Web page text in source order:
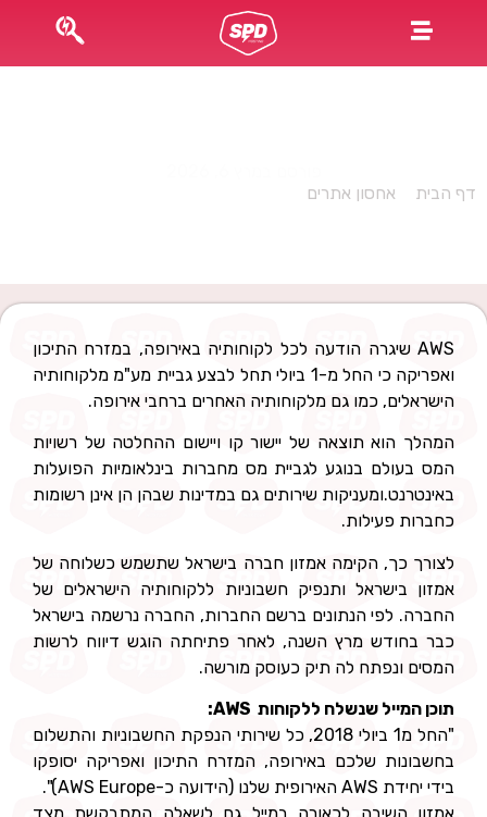
דף הבית »אחסון אתרים
AWS שיגרה הודעה לכל לקוחותיה באירופה, במזרח התיכון
ואפריקה כי החל מ-1 ביולי תחל לבצע גביית מע"מ מלקוחותיה
הישראלים, כמו גם מלקוחותיה האחרים ברחבי אירופה.
המהלך הוא תוצאה של יישור קו ויישום ההחלטה של רשויות
המס בעולם בנוגע לגביית מס מחברות בינלאומיות הפועלות
באינטרנט.ומעניקות שירותים גם במדינות שבהן הן אינן רשומות
כחברות פעילות.
לצורך כך, הקימה אמזון חברה בישראל שתשמש כשלוחה של
אמזון בישראל ותנפיק חשבוניות ללקוחותיה הישראלים של
החברה. לפי הנתונים ברשם החברות, החברה נרשמה בישראל
כבר בחודש מרץ השנה, לאחר פתיחתה הוגש דיווח לרשות
המסים ונפתח לה תיק כעוסק מורשה.
תוכן המייל שנשלח ללקוחות AWS:
"החל מ1 ביולי 2018, כל שירותי הנפקת החשבוניות והתשלום
בחשבונות שלכם באירופה, המזרח התיכון ואפריקה יסופקו
בידי יחידת AWS האירופית שלנו (הידועה כ-AWS Europe)".